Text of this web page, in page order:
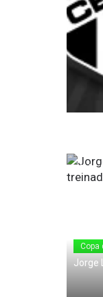
18 de
Copa
Jorge